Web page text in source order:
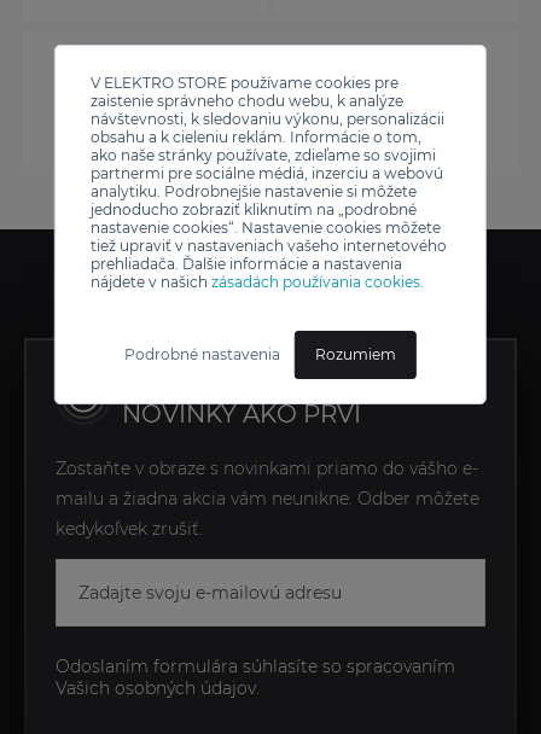
V ELEKTRO STORE používame cookies pre
zaistenie správneho chodu webu, k analýze
návštevnosti, k sledovaniu výkonu, personalizácii
obsahu a k cieleniu reklám. Informácie o tom,
ako naše stránky používate, zdieľame so svojimi
partnermi pre sociálne médiá, inzerciu a webovú
analytiku. Podrobnejšie nastavenie si môžete
jednoducho zobraziť kliknutím na „podrobné
nastavenie cookies“. Nastavenie cookies môžete
tiež upraviť v nastaveniach vašeho internetového
prehliadača. Ďalšie informácie a nastavenia
nájdete v našich zásadách používania cookies.
Podrobné nastavenia Rozumiem
ZÍSKAJTE EXKLUZÍVNE
NOVINKY AKO PRVÍ
Zostaňte v obraze s novinkami priamo do vášho e-
mailu a žiadna akcia vám neunikne. Odber môžete
kedykoľvek zrušiť.
Odoslaním formulára súhlasíte so spracovaním
Vašich osobných údajov.